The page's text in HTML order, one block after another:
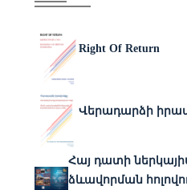
Right Of Return
Վերադարձի
Հայ դատի
ձևավորման